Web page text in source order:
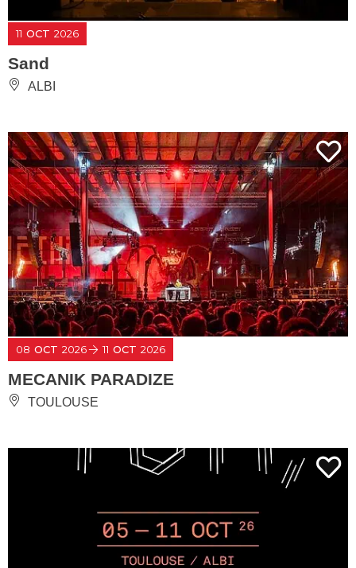
11 OCT 2026
Sand
ALBI
08 OCT 2026 11 OCT 2026
MECANIK PARADIZE
TOULOUSE